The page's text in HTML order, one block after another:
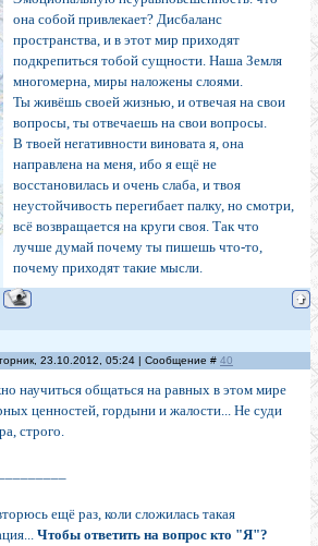
она собой привлекает? Дисбаланс
пространства, и в этот мир приходят
подкрепиться тобой сущности. Наша Земля
многомерна, миры наложены слоями.
Ты живёшь своей жизнью, и отвечая на свои
вопросы, ты отвечаешь на свои вопросы.
В твоей негативности виновата я, она
направлена на меня, ибо я ещё не
восстановилась и очень слаба, и твоя
неустойчивость перегибает палку, но смотри,
всё возвращается на круги своя. Так что
лучше думай почему ты пишешь что-то,
почему приходят такие мысли.
23.10.2012, 05:24 | Сообщение # 40
научиться общаться на равных в этом мире
ценностей, гордыни и жалости... Не суди
строго.
ещё раз, коли сложилась такая
Чтобы ответить на вопрос кто "Я"?